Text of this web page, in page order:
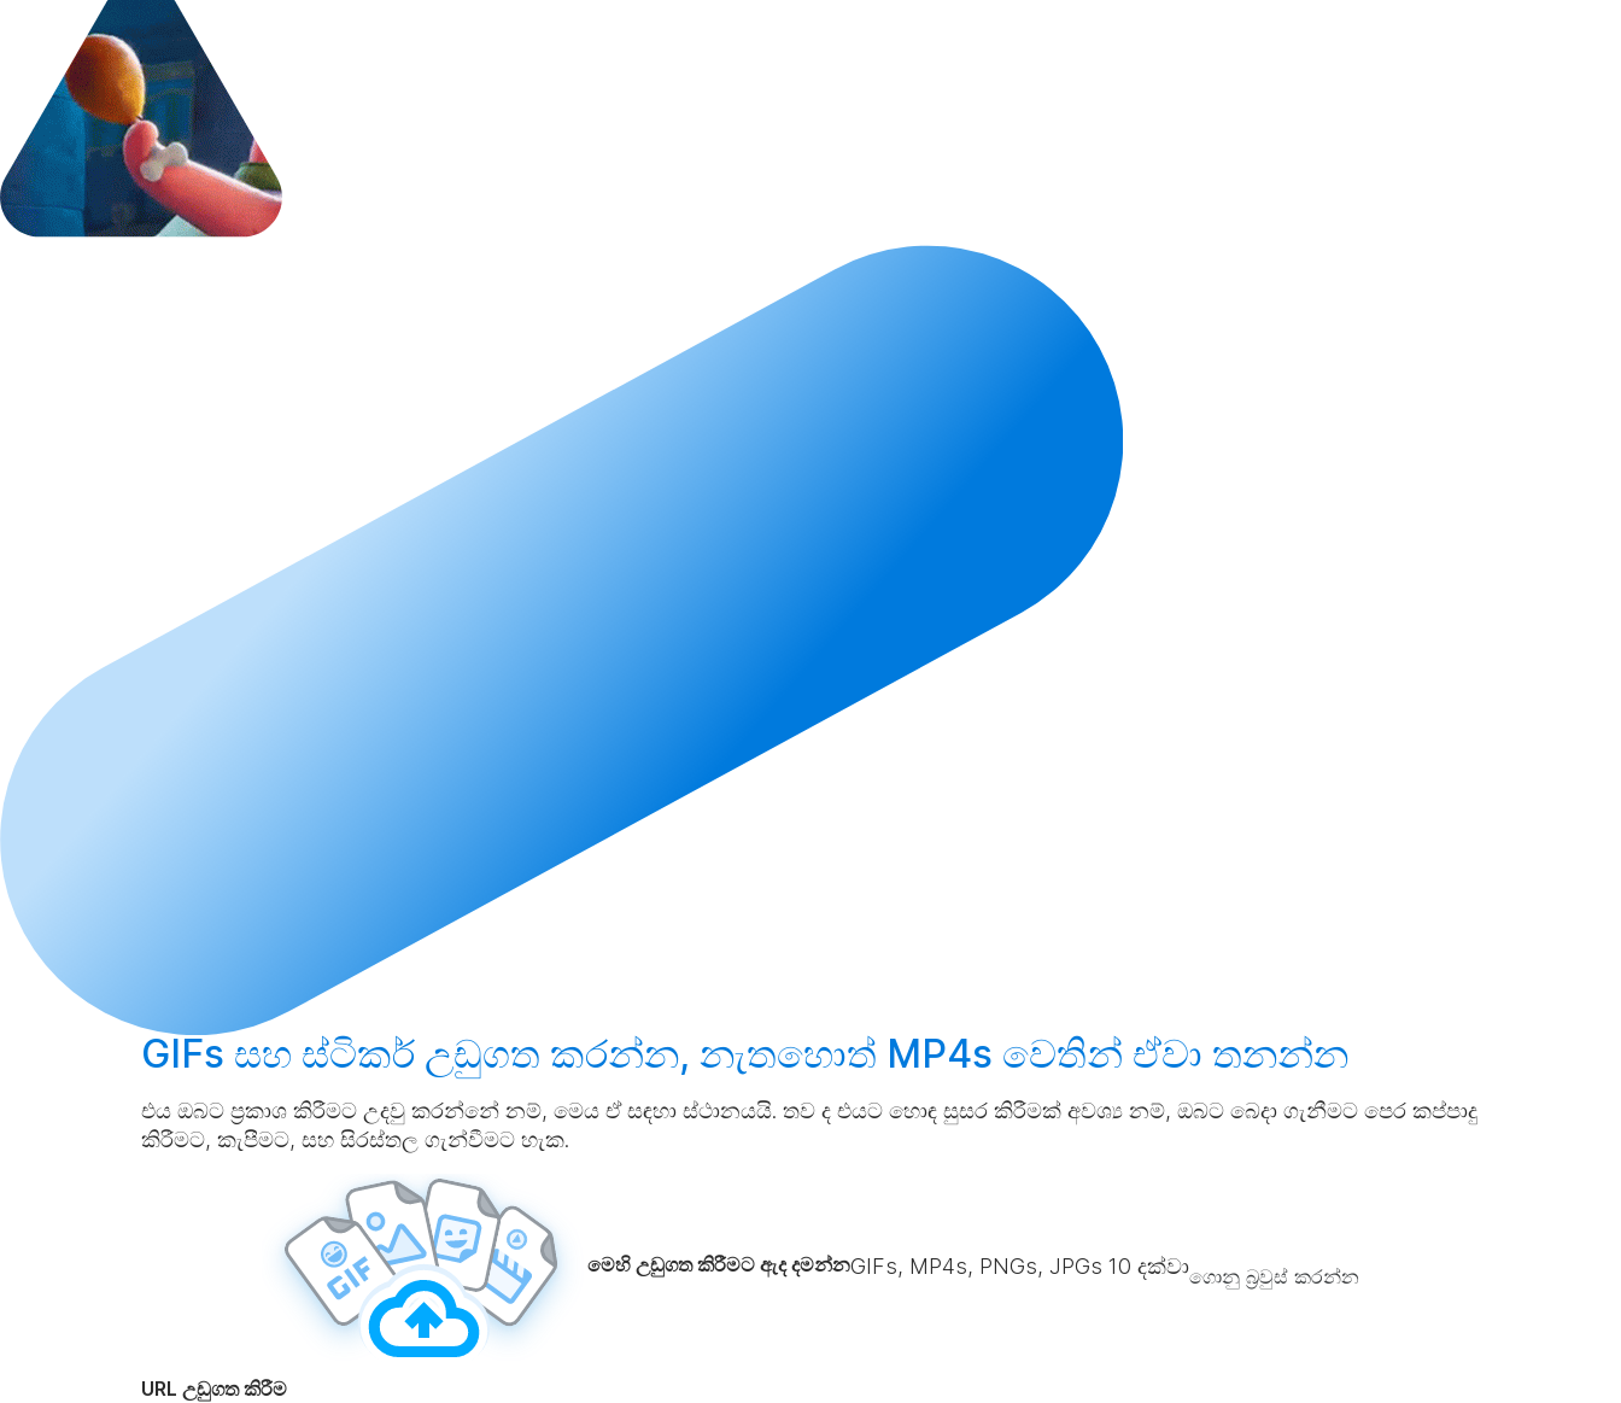
GIFs සහ ස්ටිකර් උඩුගත කරන්න, නැතහොත් MP4s වෙතින් ඒවා තනන්න
එය ඔබට ප්‍රකාශ කිරීමට උදවු කරන්නේ නම්, මෙය ඒ සඳහා ස්ථානයයි. තව ද එයට හොඳ සුසර කිරීමක් අවශ්‍ය නම්, ඔබට බෙදා ගැනීමට පෙර කප්පාදු
කිරීමට, කැපීමට, සහ සිරස්තල ගැන්වීමට හැක.
මෙහි උඩුගත කිරීමට ඇද දමන්නGIFs, MP4s, PNGs, JPGs 10 දක්වාගොනු බ්‍රවුස් කරන්න
URL උඩුගත කිරීම